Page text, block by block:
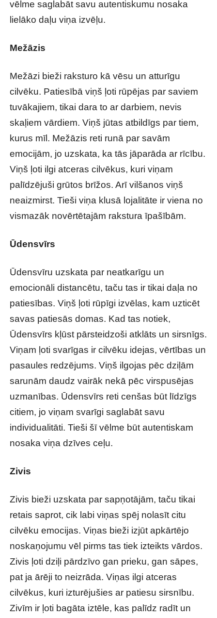
vēlme saglabāt savu autentiskumu nosaka
lielāko daļu viņa izvēļu.
Mežāzis
Mežāzi bieži raksturo kā vēsu un atturīgu
cilvēku. Patiesībā viņš ļoti rūpējas par saviem
tuvākajiem, tikai dara to ar darbiem, nevis
skaļiem vārdiem. Viņš jūtas atbildīgs par tiem,
kurus mīl. Mežāzis reti runā par savām
emocijām, jo uzskata, ka tās jāparāda ar rīcību.
Viņš ļoti ilgi atceras cilvēkus, kuri viņam
palīdzējuši grūtos brīžos. Arī vilšanos viņš
neaizmirst. Tieši viņa klusā lojalitāte ir viena no
vismazāk novērtētajām rakstura īpašībām.
Ūdensvīrs
Ūdensvīru uzskata par neatkarīgu un
emocionāli distancētu, taču tas ir tikai daļa no
patiesības. Viņš ļoti rūpīgi izvēlas, kam uzticēt
savas patiesās domas. Kad tas notiek,
Ūdensvīrs kļūst pārsteidzoši atklāts un sirsnīgs.
Viņam ļoti svarīgas ir cilvēku idejas, vērtības un
pasaules redzējums. Viņš ilgojas pēc dziļām
sarunām daudz vairāk nekā pēc virspusējas
uzmanības. Ūdensvīrs reti cenšas būt līdzīgs
citiem, jo viņam svarīgi saglabāt savu
individualitāti. Tieši šī vēlme būt autentiskam
nosaka viņa dzīves ceļu.
Zivis
Zivis bieži uzskata par sapņotājām, taču tikai
retais saprot, cik labi viņas spēj nolasīt citu
cilvēku emocijas. Viņas bieži izjūt apkārtējo
noskaņojumu vēl pirms tas tiek izteikts vārdos.
Zivis ļoti dziļi pārdzīvo gan prieku, gan sāpes,
pat ja ārēji to neizrāda. Viņas ilgi atceras
cilvēkus, kuri izturējušies ar patiesu sirsnību.
Zivīm ir ļoti bagāta iztēle, kas palīdz radīt un